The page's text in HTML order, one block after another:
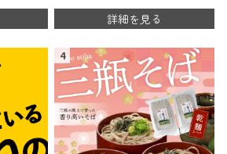
詳細を見る
4